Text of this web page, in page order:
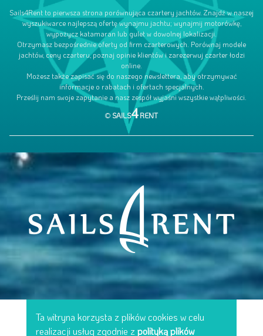
Sails4Rent to pierwsza strona porównująca czartery jachtów. Znajdź w naszej
wyszukiwarce najlepszą ofertę wynajmu jachtu; wynajmij motorówkę,
wypożycz katamaran lub gulet w dowolnej lokalizacji.
Otrzymasz bezpośrednie oferty od firm czarterowych. Porównaj modele
jachtów, ceny czarteru, poznaj opinie klientów i zarezerwuj czarter łodzi
online.
Możesz także zapisać się do naszego newslettera, aby otrzymywać
informacje o rabatach i ofertach specjalnych.
Prześlij nam swoje zapytanie a nasz zespół wyjaśni wszystkie wątpliwości.
© SAILS4RENT
Ta witryna korzysta z plików cookies w celu
realizacji usług zgodnie z polityką plików